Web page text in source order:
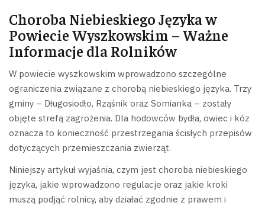
Choroba Niebieskiego Języka w
Powiecie Wyszkowskim – Ważne
Informacje dla Rolników
W powiecie wyszkowskim wprowadzono szczególne
ograniczenia związane z chorobą niebieskiego języka. Trzy
gminy – Długosiodło, Rząśnik oraz Somianka – zostały
objęte strefą zagrożenia. Dla hodowców bydła, owiec i kóz
oznacza to konieczność przestrzegania ścisłych przepisów
dotyczących przemieszczania zwierząt.
Niniejszy artykuł wyjaśnia, czym jest choroba niebieskiego
języka, jakie wprowadzono regulacje oraz jakie kroki
muszą podjąć rolnicy, aby działać zgodnie z prawem i